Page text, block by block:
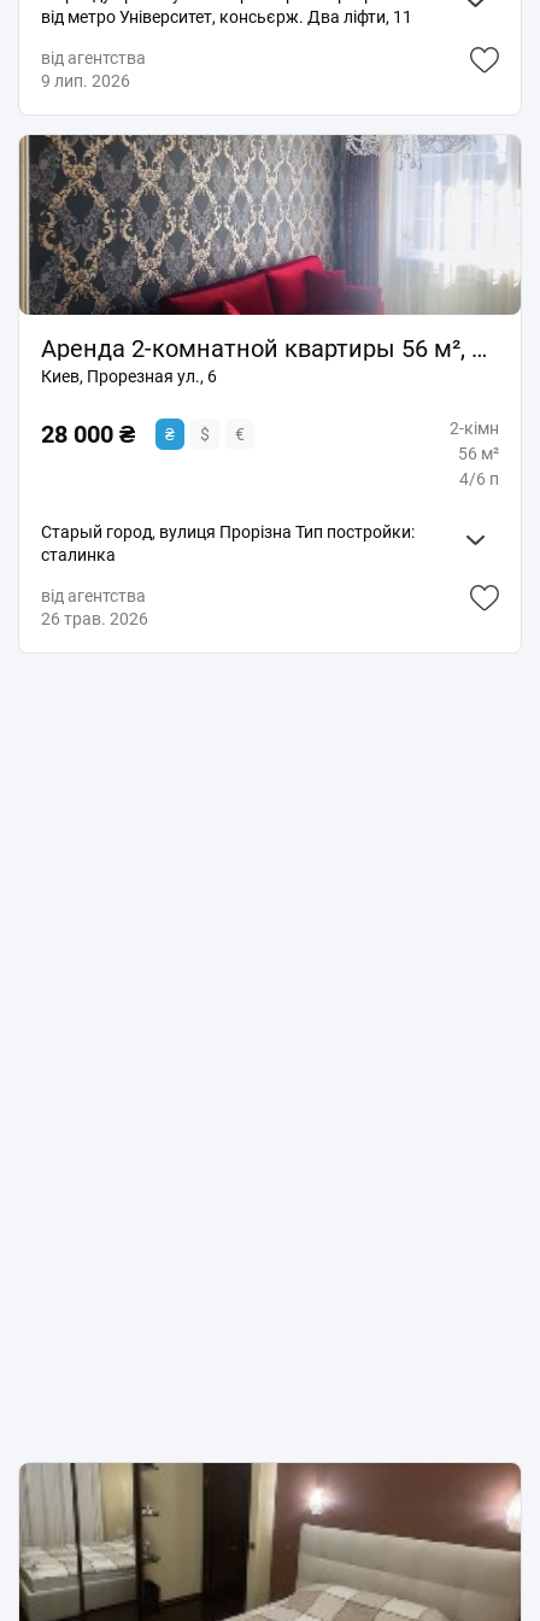
від метро Університет, консьєрж. Два ліфти, 11
машина, посудомийна машина, місце на балконі для
сушіння білизни, зал, спальня, бойлер, кондиціонери.
від агентства
9 лип. 2026
Аренда 2-комнатной квартиры 56 м², Прорезная ул., 6
Киев, Прорезная ул., 6
28 000 ₴ ₴ $ €
2-кімн
56 м²
4/6 п
Старый город, вулиця Прорізна Тип постройки:
сталинка
від агентства
26 трав. 2026